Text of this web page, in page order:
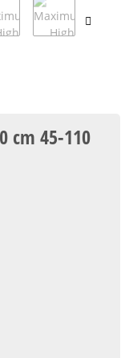
cm 45-110